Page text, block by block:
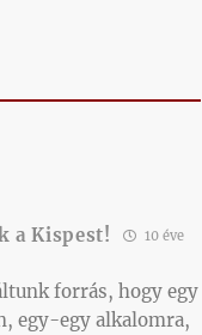
a Kispest! 10 éve
forrás, hogy egy
egy-egy alkalomra,